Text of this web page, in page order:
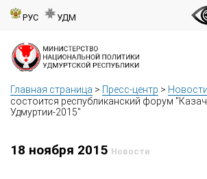
РУС УДМ
Главная страница > Пресс-центр > Новости
состоится республиканский форум
Удмуртии-2015"
18 ноября 2015 Новости